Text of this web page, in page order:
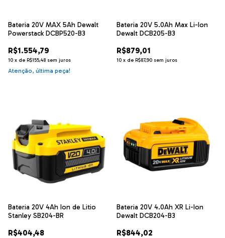
Bateria 20V MAX 5Ah Dewalt
Powerstack DCBP520-B3
R$1.554,79
10 x de R$155,48 sem juros
Atenção, última peça!
Bateria 20V 5.0Ah Max Li-Ion
Dewalt DCB205-B3
R$879,01
10 x de R$87,90 sem juros
Bateria 20V 4Ah Ion de Litio
Stanley SB204-BR
R$404,48
Bateria 20V 4.0Ah XR Li-Ion
Dewalt DCB204-B3
R$844,02